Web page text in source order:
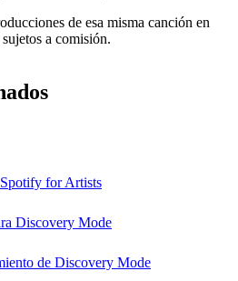
de esa misma canción en
a comisión.
for Artists
Discovery Mode
de Discovery Mode